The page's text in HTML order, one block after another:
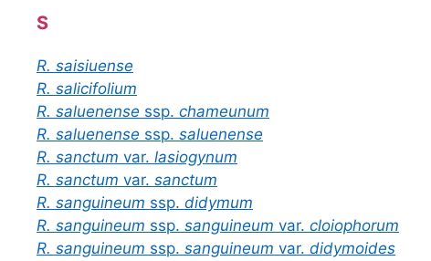
S
R. saisiuense
R. salicifolium
R. saluenense ssp. chameunum
R. saluenense ssp. saluenense
R. sanctum var. lasiogynum
R. sanctum var. sanctum
R. sanguineum ssp. didymum
R. sanguineum ssp. sanguineum var. cloiophorum
R. sanguineum ssp. sanguineum var. didymoides